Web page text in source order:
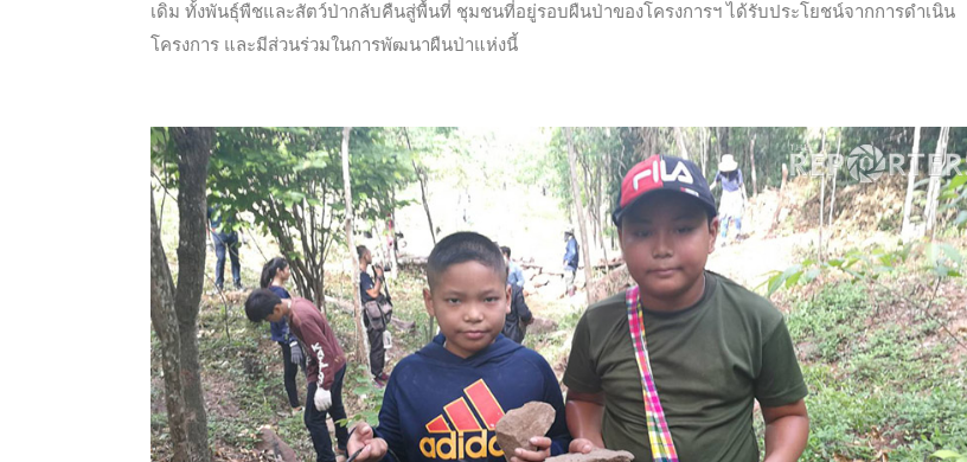
เดิม ทั้งพันธุ์พืชและสัตว์ป่ากลับคืนสู่พื้นที่ ชุมชนที่อยู่รอบผืนป่าของโครงการฯ ได้รับประโยชน์จากการดำเนิน
โครงการ และมีส่วนร่วมในการพัฒนาผืนป่าแห่งนี้